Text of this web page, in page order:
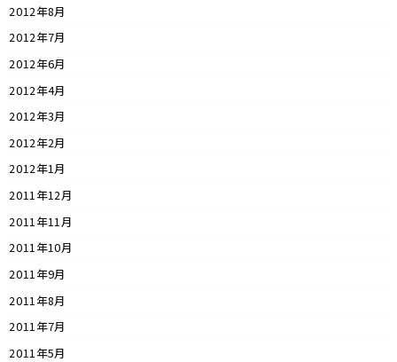
2012年8月
2012年7月
2012年6月
2012年4月
2012年3月
2012年2月
2012年1月
2011年12月
2011年11月
2011年10月
2011年9月
2011年8月
2011年7月
2011年5月